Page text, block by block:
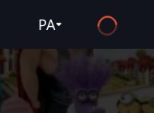
PA
English
Español